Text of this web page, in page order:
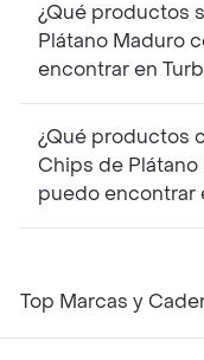
¿Qué productos
Plátano Maduro
encontrar en
¿Qué productos
Chips de Plátano
puedo encontrar
Top Marcas y